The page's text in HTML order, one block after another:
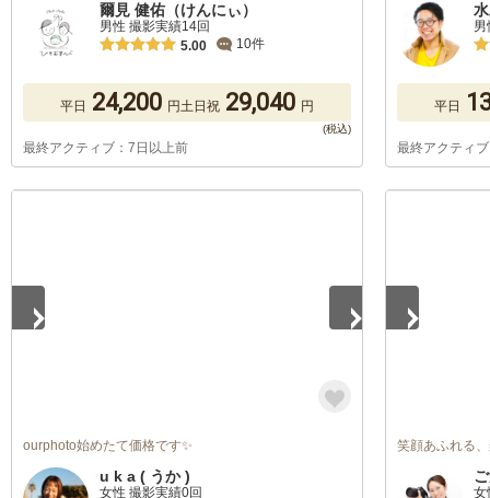
爾見 健佑（けんにぃ）
男性 撮影実績14回
5.00
10件
平日 24,200 円土日祝 29,040 円
最終アクティブ：7日以上前
平日
最終アクティ
ourphoto始めたて価格です✨
u k a ( うか )
女性 撮影実績0回
笑顔あふれる
女